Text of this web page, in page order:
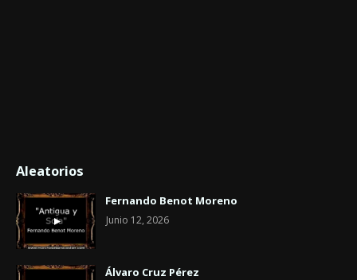
Aleatorios
Fernando Benot Moreno
Junio 12, 2026
Álvaro Cruz Pérez